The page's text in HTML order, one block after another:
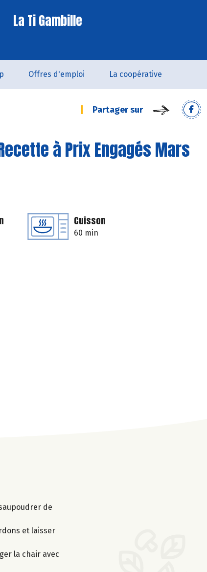
La Ti Gambille
Offres d'emploi La coopérative
Partager sur
à Prix Engagés Mars
Cuisson
60 min
de
et laisser
la chair avec